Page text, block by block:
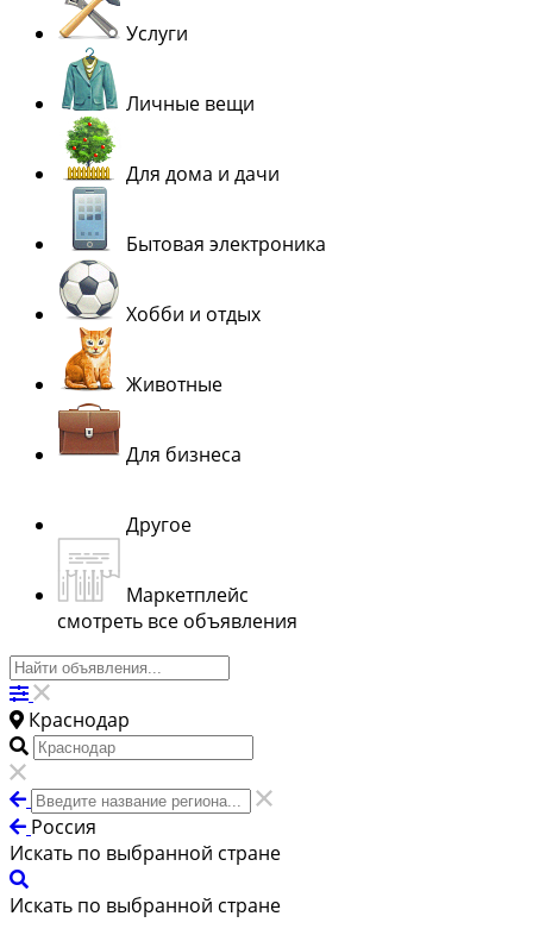
Услуги
Личные вещи
Для дома и дачи
Бытовая электроника
Хобби и отдых
Животные
Для бизнеса
Другое
Маркетплейс
смотреть все объявления
Краснодар
Россия
Искать по выбранной стране
Искать по выбранной стране